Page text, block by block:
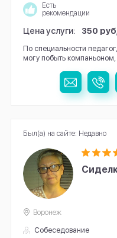
Есть
рекомендации
Цена услуги: 350
По специальности
могу побыть
Собеседование
Воронеж
Был(а) на сайте: Недавно